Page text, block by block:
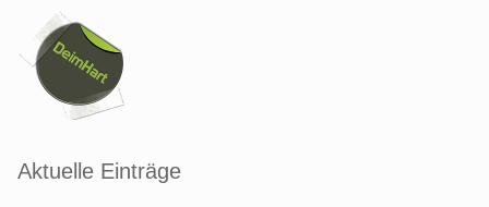
Seitenleiste
Aktuelle Einträge